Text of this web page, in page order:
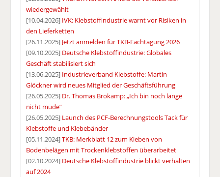
wiedergewählt
[10.04.2026] IVK: Klebstoffindustrie warnt vor Risiken in
den Lieferketten
[26.11.2025] Jetzt anmelden für TKB-Fachtagung 2026
[09.10.2025] Deutsche Klebstoffindustrie: Globales
Geschäft stabilisiert sich
[13.06.2025] Industrieverband Klebstoffe: Martin
Glöckner wird neues Mitglied der Geschäftsführung
[26.05.2025] Dr. Thomas Brokamp: „Ich bin noch lange
nicht müde“
[26.05.2025] Launch des PCF-Berechnungstools Tack für
Klebstoffe und Klebebänder
[05.11.2024]TKB: Merkblatt 12 zum Kleben von
Bodenbelägen mit Trockenklebstoffen überarbeitet
[02.10.2024] Deutsche Klebstoffindustrie blickt verhalten
auf 2024